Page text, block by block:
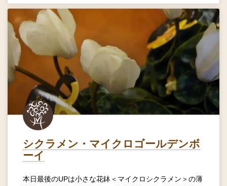
シクラメン・マイクロゴールデンボ
ーイ
本日最後のUPは小さな花鉢＜マイクロシクラメン＞の薄